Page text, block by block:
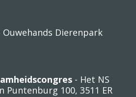
Ouwehands Dierenpark
- Het NS
Puntenburg 100, 3511 ER